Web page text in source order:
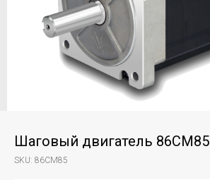
Шаговый двигатель 86CM85
SKU: 86CM85